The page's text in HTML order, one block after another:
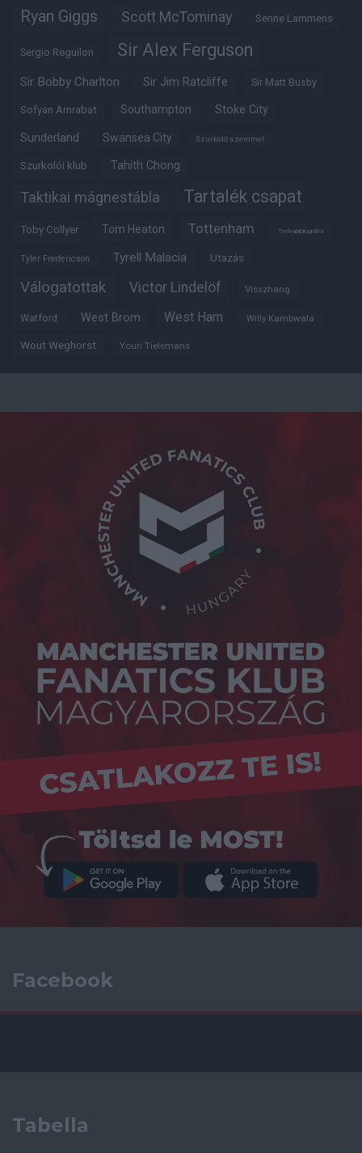
Ryan Giggs Scott McTominay Senne Lammens
Sergio Reguilon Sir Alex Ferguson
Sir Bobby Charlton Sir Jim Ratcliffe Sir Matt Busby
Sofyan Amrabat Southampton Stoke City
Sunderland Swansea City Szurkoló szemmel
Szurkolói klub Tahith Chong
Taktikai mágnestábla Tartalék csapat
Toby Collyer Tom Heaton Tottenham Trófeabibliográfia
Tyler Fredericson Tyrell Malacia Utazás
Válogatottak Victor Lindelöf Visszhang
Watford West Brom West Ham Willy Kambwala
Wout Weghorst Youri Tielemans
Facebook
Tabella